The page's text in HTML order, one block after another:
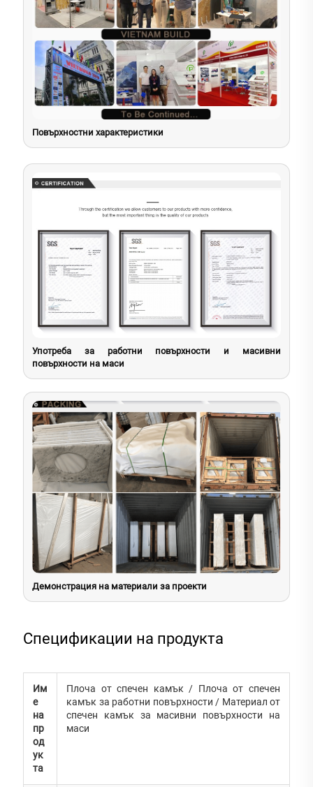
Повърхностни характеристики
Употреба за работни повърхности и масивни
повърхности на маси
Демонстрация на материали за проекти
Спецификации на продукта
Им
е
на
пр
од
ук
та
Плоча от спечен камък / Плоча от спечен
камък за работни повърхности / Материал от
спечен камък за масивни повърхности на
маси